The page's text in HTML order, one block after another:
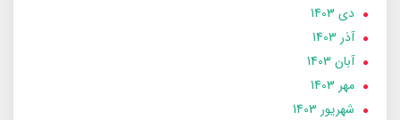
دی 1403
آذر 1403
آبان 1403
مهر 1403
شهریور 1403